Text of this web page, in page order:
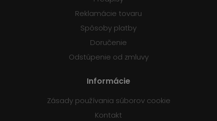
Reklamácie tovaru
Spôsoby platby
Doručenie
Odstúpenie od zmluvy
Informácie
Zásady používania súborov cookie
Kontakt